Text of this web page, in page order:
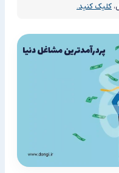
کلیک کنید.